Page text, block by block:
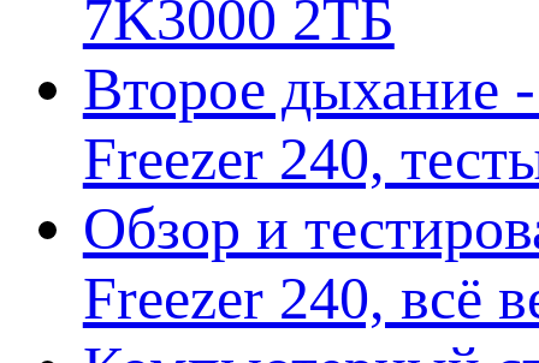
7K3000 2ТБ
Второе дыхание
Freezer 240,
Обзор и
Freezer 240, всё